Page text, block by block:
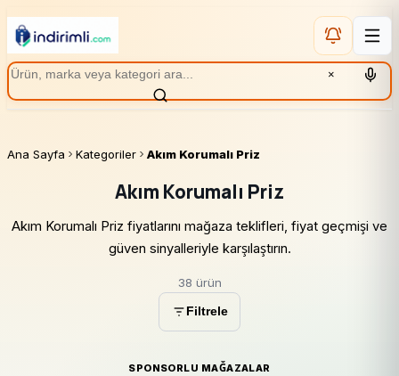
×
Ana Sayfa Kategoriler Akım Korumalı Priz
Akım Korumalı Priz
Akım Korumalı Priz fiyatlarını mağaza teklifleri, fiyat geçmişi ve
güven sinyalleriyle karşılaştırın.
38 ürün
Filtrele
SPONSORLU MAĞAZALAR